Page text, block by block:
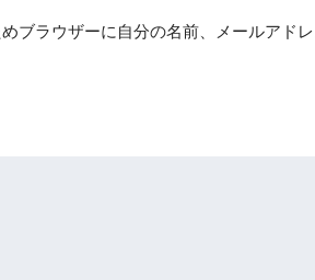
ブラウザーに自分の名前、メールアドレ